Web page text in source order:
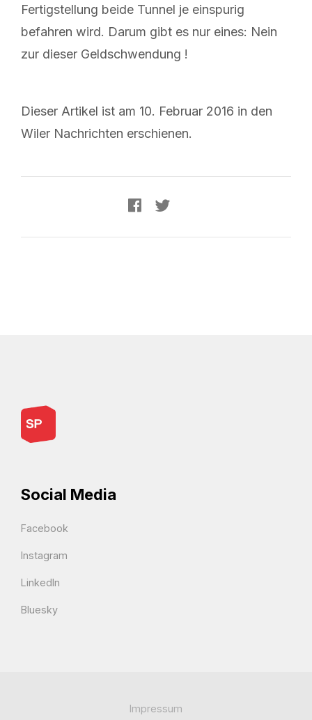
Fertigstellung beide Tunnel je einspurig
befahren wird. Darum gibt es nur eines: Nein
zur dieser Geldschwendung !
Dieser Artikel ist am 10. Februar 2016 in den
Wiler Nachrichten erschienen.
Social Media
Facebook
Instagram
LinkedIn
Bluesky
Impressum